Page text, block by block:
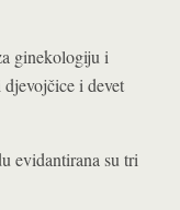
ginekologiju i
i devet
evidantirana su tri